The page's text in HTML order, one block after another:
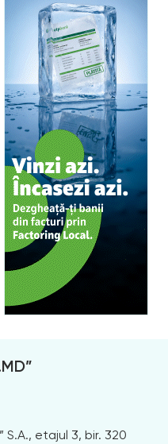
etajul 3, bir. 320